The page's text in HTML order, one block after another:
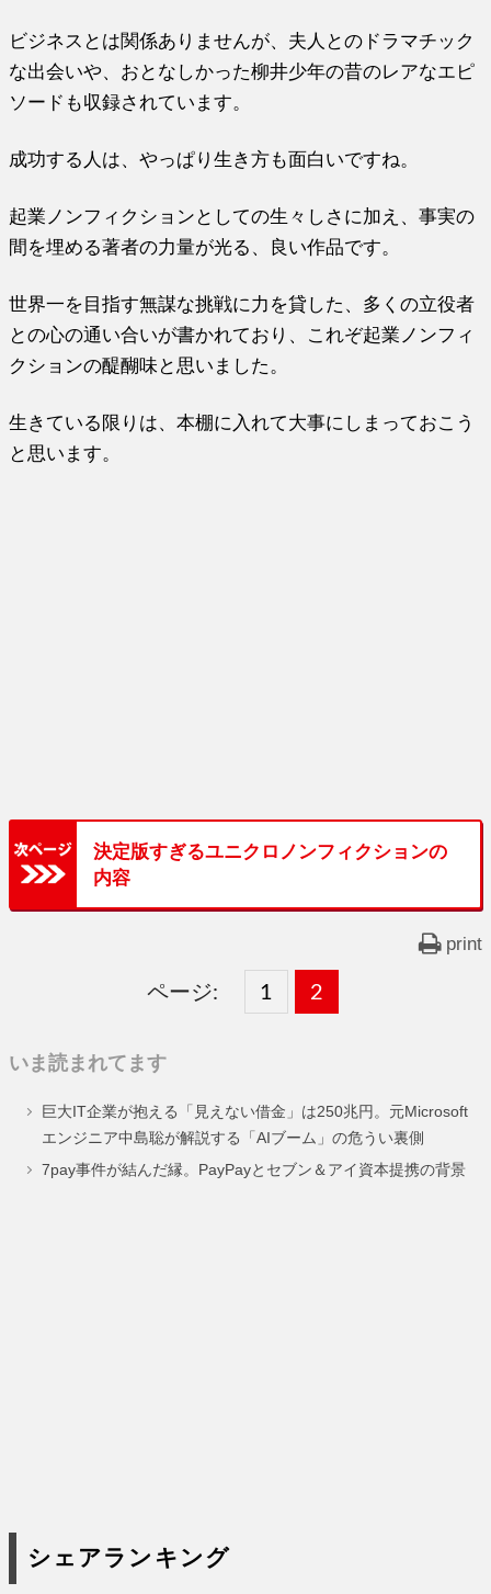
ビジネスとは関係ありませんが、夫人とのドラマチック
な出会いや、おとなしかった柳井少年の昔のレアなエピ
ソードも収録されています。
成功する人は、やっぱり生き方も面白いですね。
起業ノンフィクションとしての生々しさに加え、事実の
間を埋める著者の力量が光る、良い作品です。
世界一を目指す無謀な挑戦に力を貸した、多くの立役者
との心の通い合いが書かれており、これぞ起業ノンフィ
クションの醍醐味と思いました。
生きている限りは、本棚に入れて大事にしまっておこう
と思います。
決定版すぎるユニクロノンフィクションの
内容
print
ページ:
固
ー
ジ
1 ,
固
ー
ジ
2
いま読まれてます
巨大IT企業が抱える「見えない借金」は250兆円。元Microsoft
エンジニア中島聡が解説する「AIブーム」の危うい裏側
7pay事件が結んだ縁。PayPayとセブン＆アイ資本提携の背景
シェアランキング